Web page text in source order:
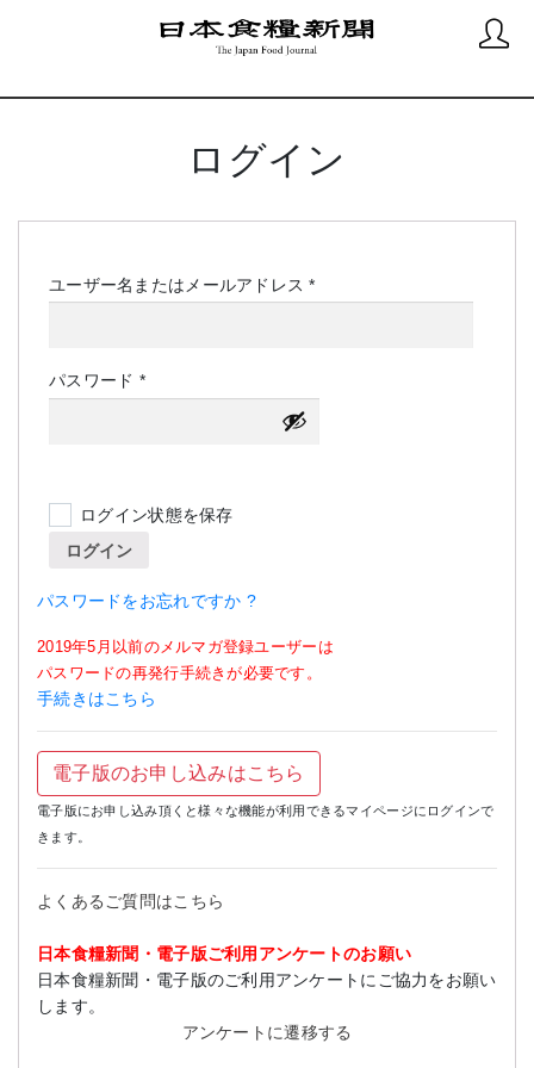
ログイン
ユーザー名またはメールアドレス*必
パスワード *必
須
ログイン状態を保存
ログイン
パスワードをお忘れですか ?
2019年5月以前のメルマガ登録ユーザーは
パスワードの再発行手続きが必要です。
手続きはこちら
電子版のお申し込みはこちら
電子版にお申し込み頂くと様々な機能が利用できるマイページにログインで
きます。
よくあるご質問はこちら
日本食糧新聞・電子版ご利用アンケートのお願い
日本食糧新聞・電子版のご利用アンケートにご協力をお願い
します。
アンケートに遷移する